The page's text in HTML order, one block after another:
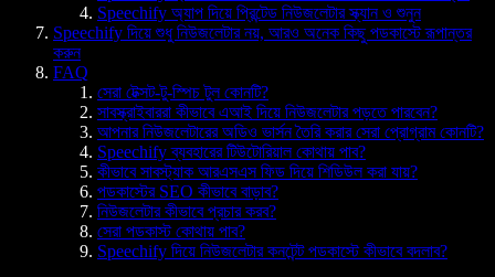
Speechify অ্যাপ দিয়ে প্রিন্টেড নিউজলেটার স্ক্যান ও শুনুন
Speechify দিয়ে শুধু নিউজলেটার নয়, আরও অনেক কিছু পডকাস্টে রূপান্তর
করুন
FAQ
সেরা টেক্সট-টু-স্পিচ টুল কোনটি?
সাবস্ক্রাইবাররা কীভাবে এআই দিয়ে নিউজলেটার পড়তে পারবেন?
আপনার নিউজলেটারের অডিও ভার্সন তৈরি করার সেরা প্রোগ্রাম কোনটি?
Speechify ব্যবহারের টিউটোরিয়াল কোথায় পাব?
কীভাবে সাবস্ট্যাক আরএসএস ফিড দিয়ে শিডিউল করা যায়?
পডকাস্টের SEO কীভাবে বাড়াব?
নিউজলেটার কীভাবে প্রচার করব?
সেরা পডকাস্ট কোথায় পাব?
Speechify দিয়ে নিউজলেটার কনটেন্ট পডকাস্টে কীভাবে বদলাব?